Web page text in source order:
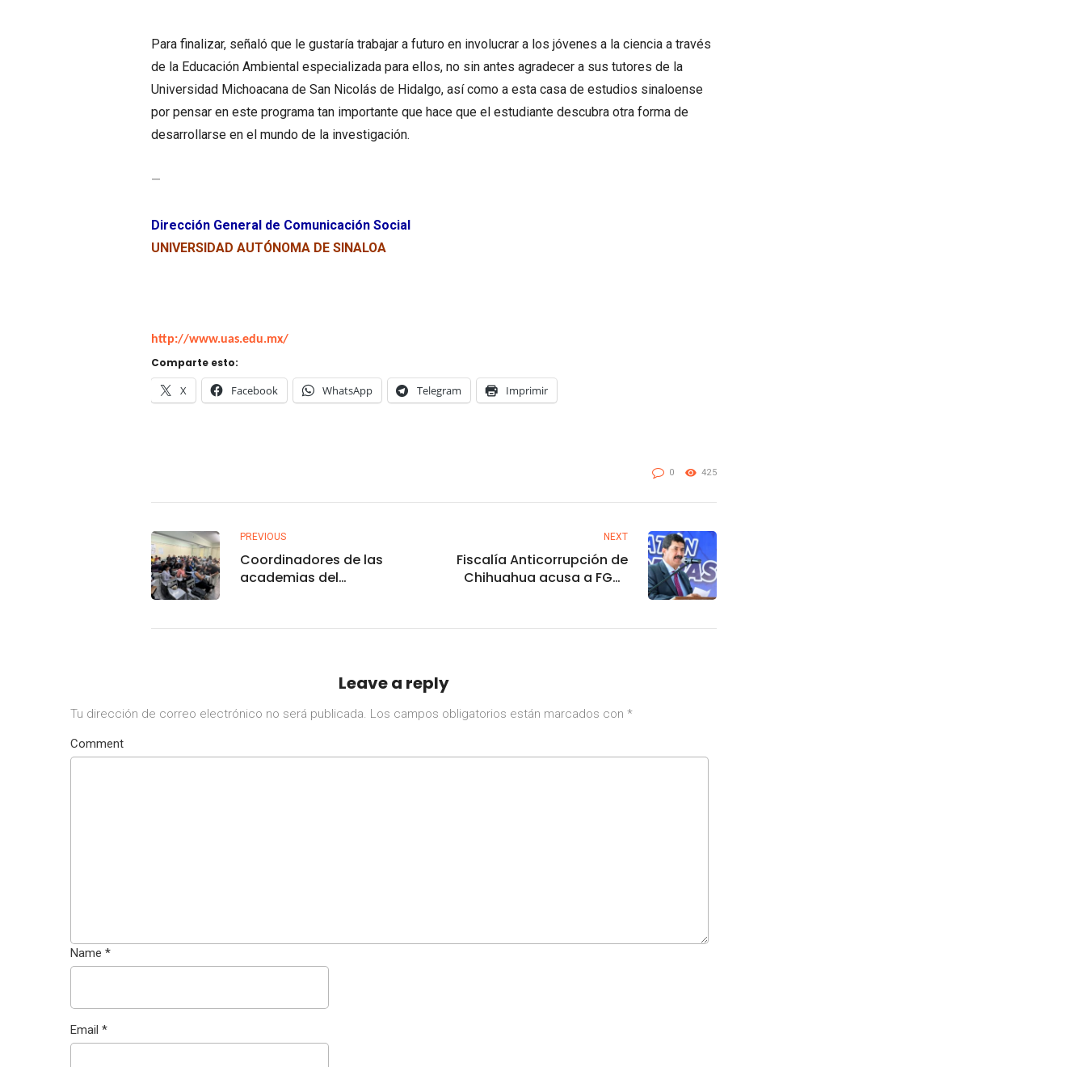
Para finalizar, señaló que le gustaría trabajar a futuro en involucrar a los jóvenes a la ciencia a través
de la Educación Ambiental especializada para ellos, no sin antes agradecer a sus tutores de la
Universidad Michoacana de San Nicolás de Hidalgo, así como a esta casa de estudios sinaloense
por pensar en este programa tan importante que hace que el estudiante descubra otra forma de
desarrollarse en el mundo de la investigación.
—
Dirección General de Comunicación Social
UNIVERSIDAD AUTÓNOMA DE SINALOA
http://www.uas.edu.mx/
Comparte esto:
X Facebook WhatsApp Telegram Imprimir
0 425
PREVIOUS
Coordinadores de las
academias del
con la excelencia
Docente y Disciplinar
NEXT
Fiscalía Anticorrupción de
Chihuahua acusa a FGJ-
Javier Corral
Leave a reply
Tu dirección de correo electrónico no será publicada. Los campos obligatorios están marcados con *
Comment
Name *
Email *